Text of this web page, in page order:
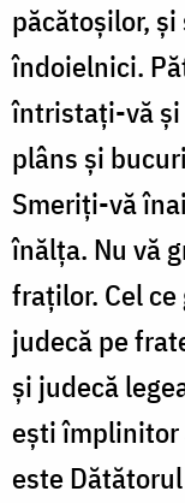
păcătoșilor,
îndoielnici.
întristați-vă și
plâns și
Smeriți-vă
înălța. Nu vă
fraților. Cel
judecă pe
și judecă
ești împlinitor
este